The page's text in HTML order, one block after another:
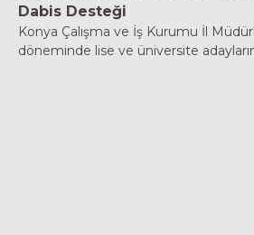
Dabis Desteği
Konya Çalışma ve İş Kurumu İl
döneminde lise ve üniversite